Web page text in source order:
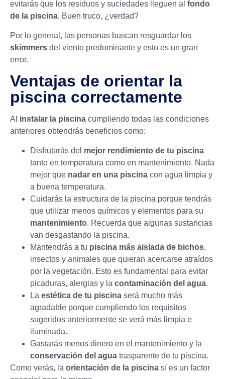
evitarás que los residuos y suciedades lleguen al fondo
de la piscina. Buen truco, ¿verdad?
Por lo general, las personas buscan resguardar los
skimmers del viento predominante y esto es un gran
error.
Ventajas de orientar la
piscina correctamente
Al instalar la piscina cumpliendo todas las condiciones
anteriores obtendrás beneficios como:
Disfrutarás del mejor rendimiento de tu piscina
tanto en temperatura como en mantenimiento. Nada
mejor que nadar en una piscina con agua limpia y
a buena temperatura.
Cuidarás la estructura de la piscina porque tendrás
que utilizar menos químicos y elementos para su
mantenimiento. Recuerda que algunas sustancias
van desgastando la piscina.
Mantendrás a tu piscina más aislada de bichos,
insectos y animales que quieran acercarse atraídos
por la vegetación. Esto es fundamental para evitar
picaduras, alergias y la contaminación del agua.
La estética de tu piscina será mucho más
agradable porque cumpliendo los requisitos
sugeridos anteriormente se verá más limpia e
iluminada.
Gastarás menos dinero en el mantenimiento y la
conservación del agua trasparente de tu piscina.
Como verás, la orientación de la piscina sí es un factor